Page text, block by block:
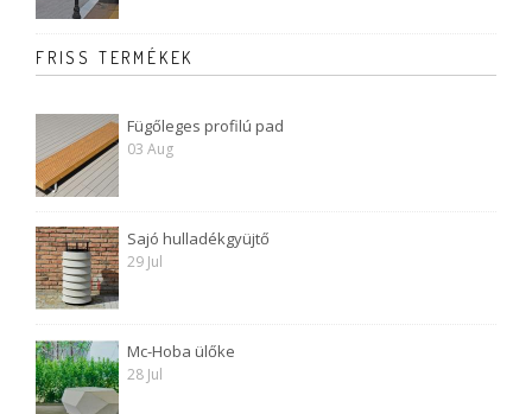
FRISS TERMÉKEK
Fügőleges profilú pad
03 Aug
Sajó hulladékgyüjtő
29 Jul
Mc-Hoba ülőke
28 Jul